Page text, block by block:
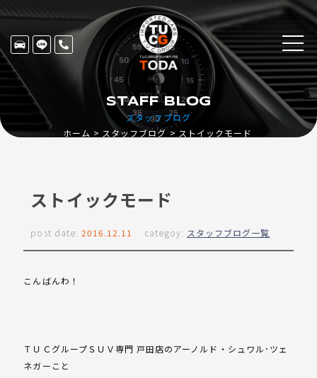
スタッフブログ
STAFF BLOG
ホーム スタッフブログ ストイックモード
ストイックモード
post date: 2016.12.11 categoy: スタッフブログ一覧
こんばんわ！
ＴＵＣグループＳＵＶ専門 戸田店のアーノルド・シュワル･ツェ
ネガーこと